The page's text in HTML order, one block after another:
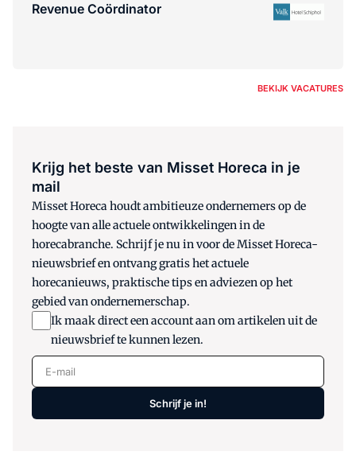
Revenue Coördinator
BEKIJK VACATURES
Krijg het beste van Misset Horeca in je
mail
Misset Horeca houdt ambitieuze ondernemers op de
hoogte van alle actuele ontwikkelingen in de
horecabranche. Schrijf je nu in voor de Misset Horeca-
nieuwsbrief en ontvang gratis het actuele
horecanieuws, praktische tips en adviezen op het
gebied van ondernemerschap.
Ik maak direct een account aan om artikelen uit de
nieuwsbrief te kunnen lezen.
E-mail
Schrijf je in!